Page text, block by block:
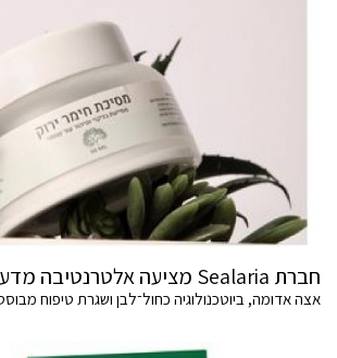
חברת Sealaria מציעה אלטרנטיבה מדעית לשוק הטיפוח
אצה אדומה, ביוטכנולוגיה כחול־לבן ושגרת טיפוח